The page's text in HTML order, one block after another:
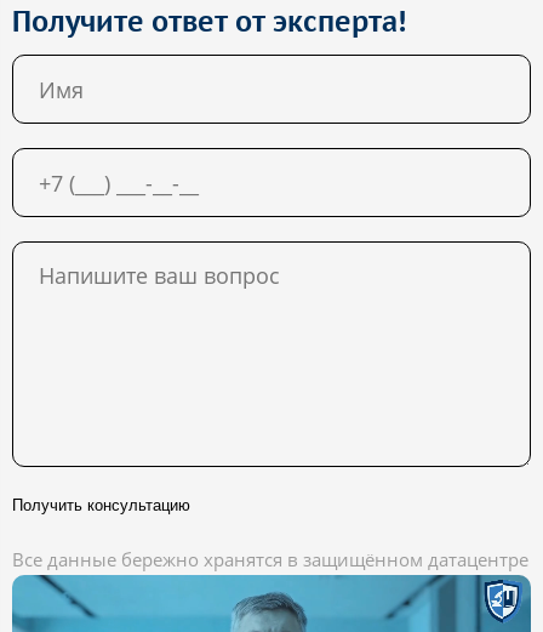
Получите ответ от эксперта!
Получить консультацию
Все данные бережно хранятся в защищённом датацентре